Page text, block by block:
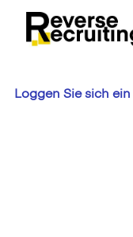
content
Loggen Sie sich ein